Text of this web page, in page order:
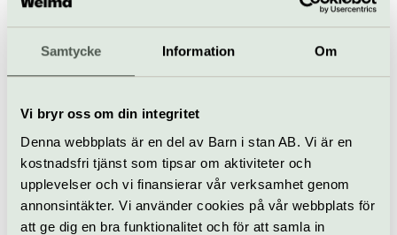
Samtycke Information Om
Vi bryr oss om din integritet
Denna webbplats är en del av Barn i stan AB. Vi är en
kostnadsfri tjänst som tipsar om aktiviteter och
upplevelser och vi finansierar vår verksamhet genom
annonsintäkter. Vi använder cookies på vår webbplats för
att ge dig en bra funktionalitet och för att samla in
Teater Kulturhuset Stadsteatern
Konsert
Kishi bashi
Kulturhuset Stadsteatern
Tartuffe